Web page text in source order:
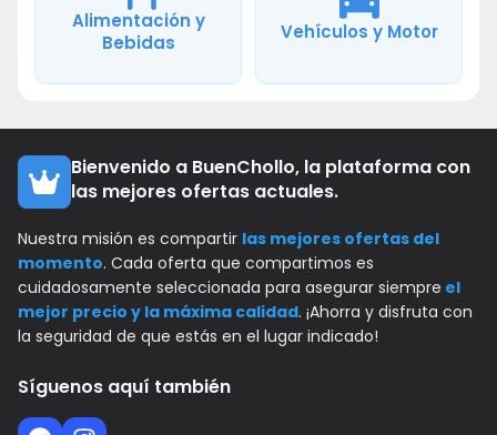
Alimentación y
Bebidas
Vehículos y Motor
Bienvenido a BuenChollo, la plataforma con
las mejores ofertas actuales.
Nuestra misión es compartir las mejores ofertas del
momento. Cada oferta que compartimos es
cuidadosamente seleccionada para asegurar siempre el
mejor precio y la máxima calidad. ¡Ahorra y disfruta con
la seguridad de que estás en el lugar indicado!
Síguenos aquí también